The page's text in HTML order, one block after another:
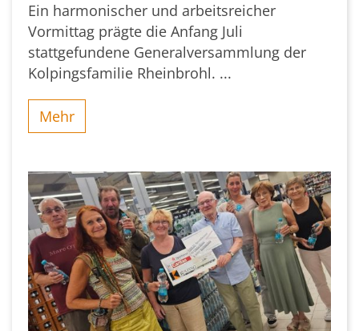
Ein harmonischer und arbeitsreicher
Vormittag prägte die Anfang Juli
stattgefundene Generalversammlung der
Kolpingsfamilie Rheinbrohl. ...
Mehr